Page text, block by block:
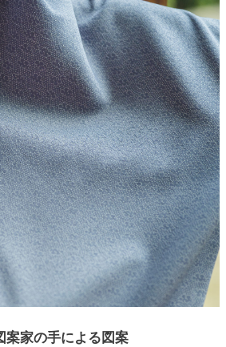
案家の手による図案